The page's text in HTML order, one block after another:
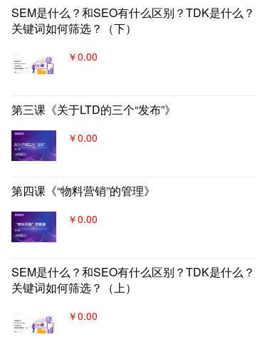
SEM是什么？和SEO有什么区别？TDK是什么？
关键词如何筛选？（下）
￥0.00
第三课《关于LTD的三个“发布”》
￥0.00
第四课《“物料营销”的管理》
￥0.00
SEM是什么？和SEO有什么区别？TDK是什么？
关键词如何筛选？（上）
￥0.00